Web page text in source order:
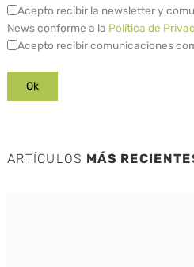
Acepto recibir la newsletter y
News conforme a la Política de
Acepto recibir comunicaciones
ARTÍCULOS MÁS